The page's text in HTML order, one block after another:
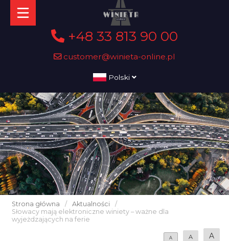
+48 33 813 90 00
customer@winieta-online.pl
Polski
Strona główna / Aktualności
/
Słowacy mają elektroniczne winiety – ważne dla
wyjeżdzających na ferie
A A A